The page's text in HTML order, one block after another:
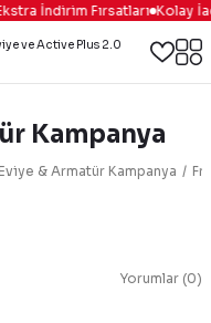
İndirim Fırsatları Kolay
Kampanya
& Armatür Kampanya
Yorumlar (0)